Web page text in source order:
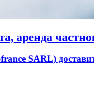
аренда
SARL)